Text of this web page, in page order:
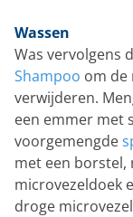
Wassen
Was vervolgens
Shampoo om de
verwijderen.
een emmer met
voorgemengde
met een borstel,
microvezeldoek
droge